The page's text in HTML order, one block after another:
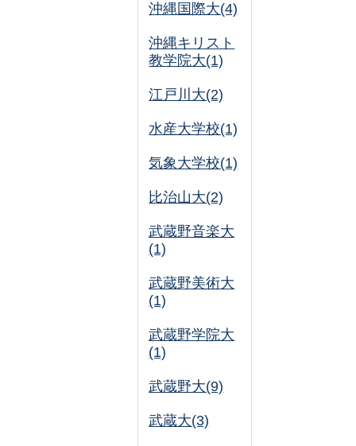
沖縄国際大(4)
沖縄キリスト
教学院大(1)
江戸川大(2)
水産大学校(1)
気象大学校(1)
比治山大(2)
武蔵野音楽大
(1)
武蔵野美術大
(1)
武蔵野学院大
(1)
武蔵野大(9)
武蔵大(3)